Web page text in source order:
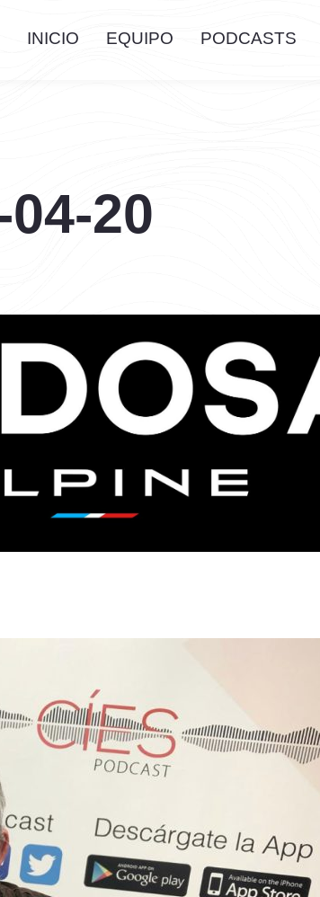
INICIO EQUIPO PODCASTS
20